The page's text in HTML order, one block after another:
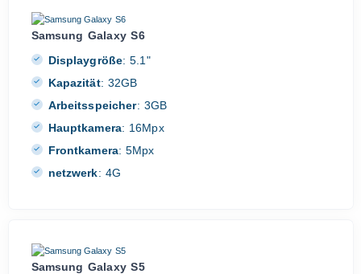
Samsung Galaxy S6
Displaygröße: 5.1"
Kapazität: 32GB
Arbeitsspeicher: 3GB
Hauptkamera: 16Mpx
Frontkamera: 5Mpx
netzwerk: 4G
Samsung Galaxy S5